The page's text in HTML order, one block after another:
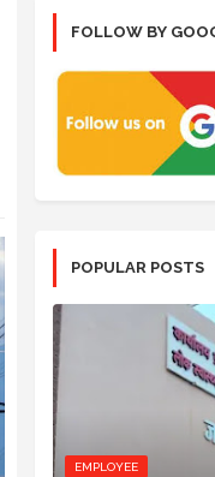
FOLLOW BY
POPULAR POSTS
EMPLOYEE